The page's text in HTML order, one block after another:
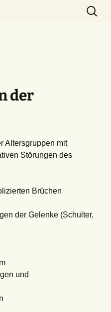
und PhysiotherapieSuchen
nach:
der
Altersgruppen mit
Störungen des
Brüchen
der Gelenke (Schulter,
und